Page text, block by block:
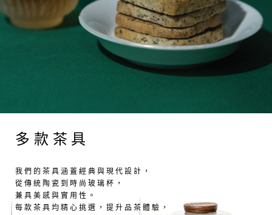
多款茶具
我們的茶具涵蓋經典與現代設計，
從傳統陶瓷到時尚玻璃杯，
兼具美感與實用性。
每款茶具均精心挑選，提升品茶體驗，